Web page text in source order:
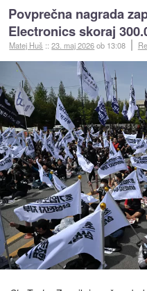
Povprečna nagrada
Electronics skoraj
Matej Huš ::23. maj 2026ob 13:08